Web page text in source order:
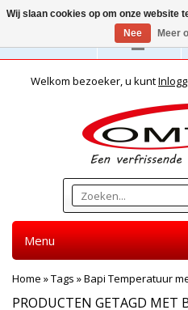
Nederlands
Welkom bezoeker, u kunt
Menu
Home »Tags »Bapi Temperatuur
PRODUCTEN GETAGD MET
Wij slaan cookies op om onze website
Nee
Meer